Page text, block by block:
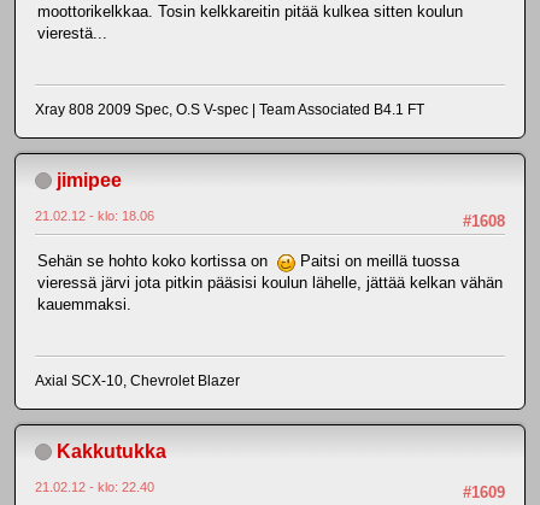
moottorikelkkaa. Tosin kelkkareitin pitää kulkea sitten koulun
vierestä...
Xray 808 2009 Spec, O.S V-spec | Team Associated B4.1 FT
jimipee
#1608
21.02.12 - klo: 18.06
Sehän se hohto koko kortissa on
Paitsi on meillä tuossa
vieressä järvi jota pitkin pääsisi koulun lähelle, jättää kelkan vähän
kauemmaksi.
Axial SCX-10, Chevrolet Blazer
Kakkutukka
#1609
21.02.12 - klo: 22.40